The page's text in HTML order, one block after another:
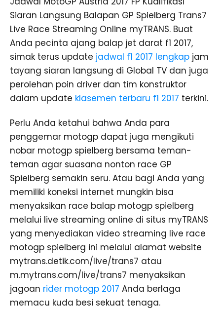
Siaran Langsung Balapan GP Spielberg Trans7
Live Race Streaming Online myTRANS. Buat
Anda pecinta ajang balap jet darat f1 2017,
simak terus update jadwal f1 2017 lengkap jam
tayang siaran langsung di Global TV dan juga
perolehan poin driver dan tim konstruktor
dalam update klasemen terbaru f1 2017 terkini.
Perlu Anda ketahui bahwa Anda para
penggemar motogp dapat juga mengikuti
nobar motogp spielberg bersama teman-
teman agar suasana nonton race GP
Spielberg semakin seru. Atau bagi Anda yang
memiliki koneksi internet mungkin bisa
menyaksikan race balap motogp spielberg
melalui live streaming online di situs myTRANS
yang menyediakan video streaming live race
motogp spielberg ini melalui alamat website
mytrans.detik.com/live/trans7 atau
m.mytrans.com/live/trans7 menyaksikan
jagoan rider motogp 2017 Anda berlaga
memacu kuda besi sekuat tenaga.